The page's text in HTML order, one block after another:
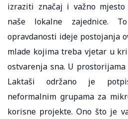
izraziti značaj i važno
naše lokalne zajednice.
opravdanosti ideje postojanja
mlade kojima treba vjetar u
ostvarenja sna. U prostorijama
Laktaši održano je
neformalnim grupama za
korisne projekte. Ono što je